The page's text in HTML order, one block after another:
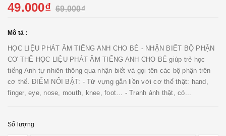
49.000₫ 69.000₫
Mô tả :
HỌC LIỆU PHÁT ÂM TIẾNG ANH CHO BÉ - NHẬN BIẾT BỘ PHẬN
CƠ THỂ HỌC LIỆU PHÁT ÂM TIẾNG ANH CHO BÉ giúp trẻ học
tiếng Anh tự nhiên thông qua nhận biết và gọi tên các bộ phận trên
cơ thể. ĐIỂM NỔI BẬT: - Từ vựng gắn liền với cơ thể thật: hand,
finger, eye, nose, mouth, knee, foot… - Tranh ảnh thật, có...
Số lượng